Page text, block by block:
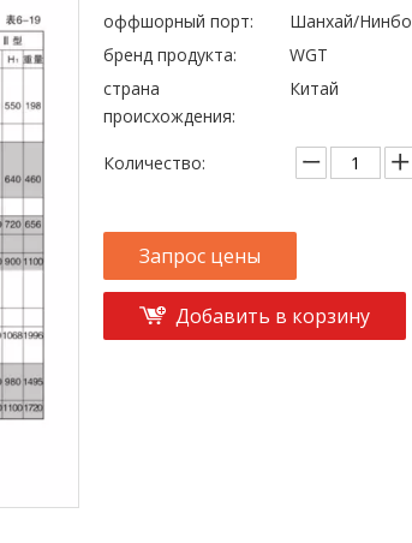
оффшорный порт:
Шанхай/Нинбо
бренд продукта:
WGT
страна
происхождения:
Китай
Количество:
Запрос цены
Добавить в корзину